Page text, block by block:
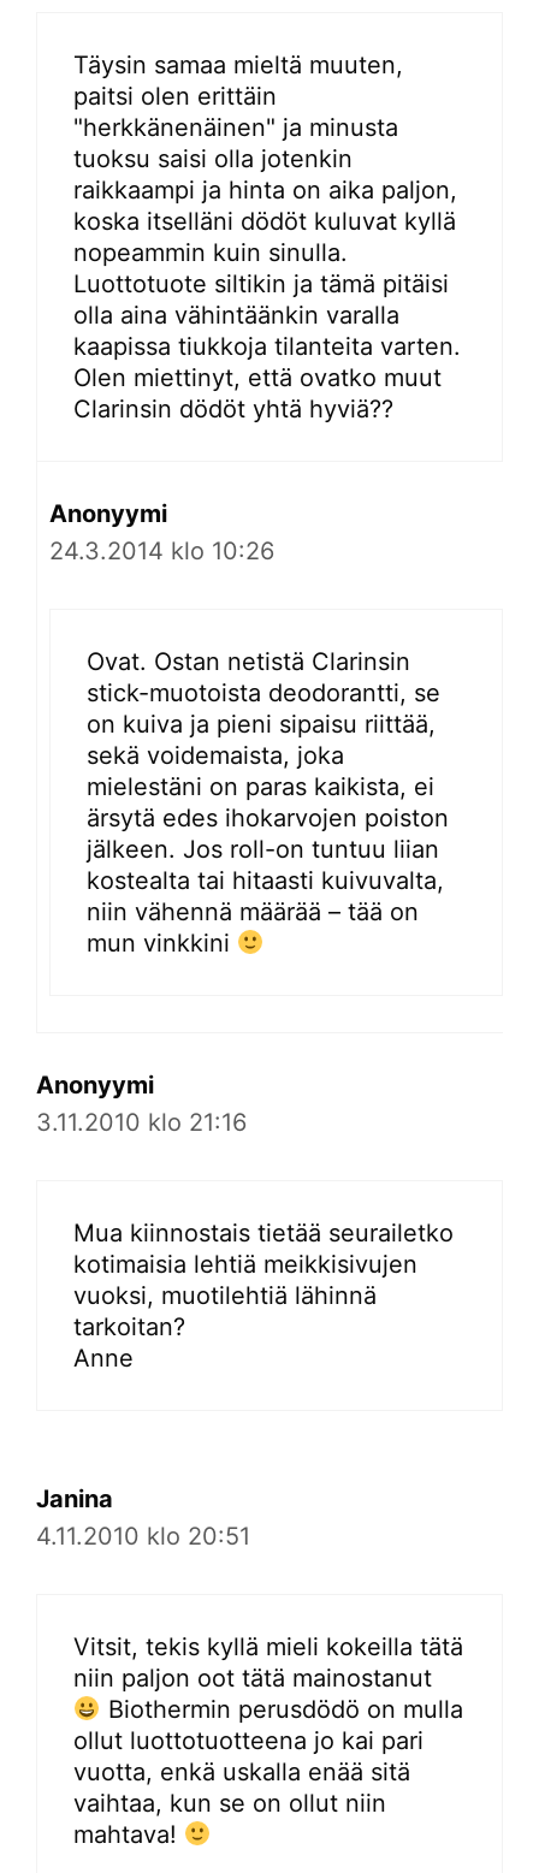
Täysin samaa mieltä muuten,
paitsi olen erittäin
"herkkänenäinen" ja minusta
tuoksu saisi olla jotenkin
raikkaampi ja hinta on aika paljon,
koska itselläni dödöt kuluvat kyllä
nopeammin kuin sinulla.
Luottotuote siltikin ja tämä pitäisi
olla aina vähintäänkin varalla
kaapissa tiukkoja tilanteita varten.
Olen miettinyt, että ovatko muut
Clarinsin dödöt yhtä hyviä??
Anonyymi
24.3.2014 klo 10:26
Ovat. Ostan netistä Clarinsin
stick-muotoista deodorantti, se
on kuiva ja pieni sipaisu riittää,
sekä voidemaista, joka
mielestäni on paras kaikista, ei
ärsytä edes ihokarvojen poiston
jälkeen. Jos roll-on tuntuu liian
kostealta tai hitaasti kuivuvalta,
niin vähennä määrää – tää on
mun vinkkini
Anonyymi
3.11.2010 klo 21:16
Mua kiinnostais tietää seurailetko
kotimaisia lehtiä meikkisivujen
vuoksi, muotilehtiä lähinnä
tarkoitan?
Anne
Janina
4.11.2010 klo 20:51
Vitsit, tekis kyllä mieli kokeilla tätä
niin paljon oot tätä mainostanut
Biothermin perusdödö on mulla
ollut luottotuotteena jo kai pari
vuotta, enkä uskalla enää sitä
vaihtaa, kun se on ollut niin
mahtava!